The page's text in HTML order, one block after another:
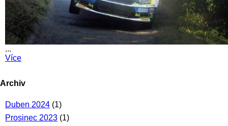
...
Více
Archiv
Duben 2024 (1)
Prosinec 2023 (1)